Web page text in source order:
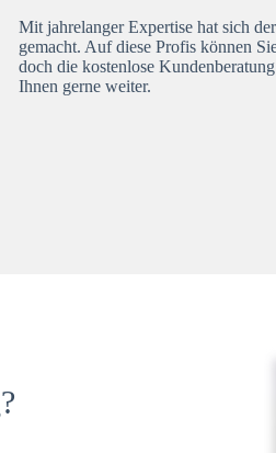
Mit jahrelanger Expertise hat sich
gemacht. Auf diese Profis können
doch die kostenlose
Ihnen gerne weiter.